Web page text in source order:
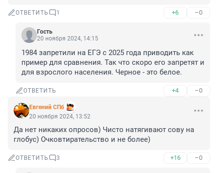
ОТВЕТИТЬ 1 +6 –0
Гость
20 ноября 2024, 14:15
1984 запретили на ЕГЭ с 2025 года приводить как
пример для сравнения. Так что скоро его запретят и
для взрослого населения. Черное - это белое.
ОТВЕТИТЬ +4 –0
Евгений СПб
20 ноября 2024, 13:52
Да нет никаких опросов) Чисто натягивают сову на
глобус) Очковтирательство и не более)
ОТВЕТИТЬ 3 +16 –0